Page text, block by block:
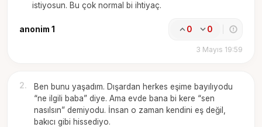
istiyosun. Bu çok normal bi ihtiyaç.
anonim 1 0 0
3 Mayıs 19:59
2.
Ben bunu yaşadım. Dışardan herkes eşime bayılıyodu
“ne ilgili baba” diye. Ama evde bana bi kere “sen
nasılsın” demiyodu. İnsan o zaman kendini eş değil,
bakıcı gibi hissediyo.